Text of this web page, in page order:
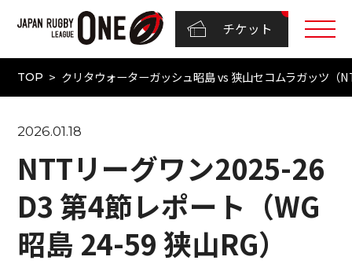
チケット
TOP クリタウォーターガッシュ昭島 vs 狭山セコムラガッツ
2026.01.18
NTTリーグワン2025-26
D3 第4節レポート（WG
昭島 24-59 狭山RG）